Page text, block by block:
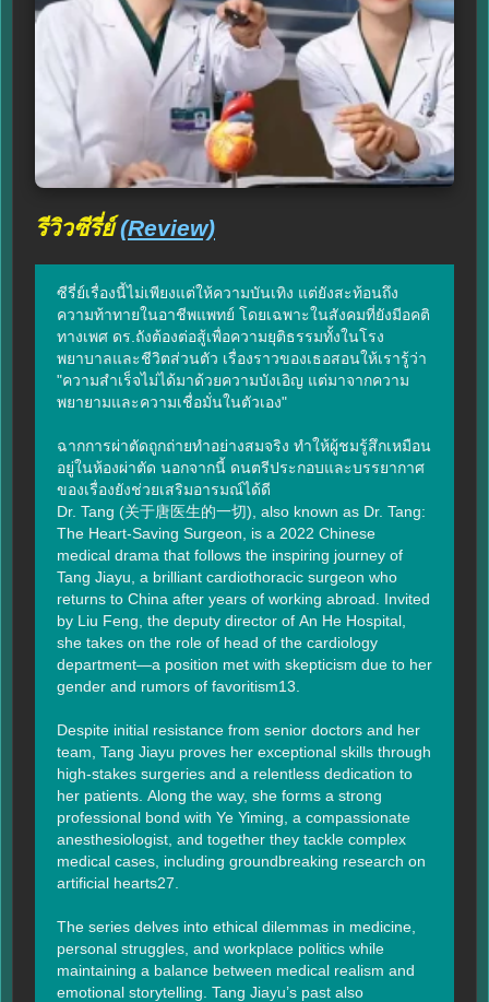
รีวิวซีรี่ย์(Review)
ซีรี่ย์เรื่องนี้ไม่เพียงแต่ให้ความบันเทิง แต่ยังสะท้อนถึง
ความท้าทายในอาชีพแพทย์ โดยเฉพาะในสังคมที่ยังมีอคติ
ทางเพศ ดร.ถังต้องต่อสู้เพื่อความยุติธรรมทั้งในโรง
พยาบาลและชีวิตส่วนตัว เรื่องราวของเธอสอนให้เรารู้ว่า
"ความสำเร็จไม่ได้มาด้วยความบังเอิญ แต่มาจากความ
พยายามและความเชื่อมั่นในตัวเอง"
ฉากการผ่าตัดถูกถ่ายทำอย่างสมจริง ทำให้ผู้ชมรู้สึกเหมือน
อยู่ในห้องผ่าตัด นอกจากนี้ ดนตรีประกอบและบรรยากาศ
ของเรื่องยังช่วยเสริมอารมณ์ได้ดี
Dr. Tang (关于唐医生的一切), also known as Dr. Tang:
The Heart-Saving Surgeon, is a 2022 Chinese
medical drama that follows the inspiring journey of
Tang Jiayu, a brilliant cardiothoracic surgeon who
returns to China after years of working abroad. Invited
by Liu Feng, the deputy director of An He Hospital,
she takes on the role of head of the cardiology
department—a position met with skepticism due to her
gender and rumors of favoritism13.
Despite initial resistance from senior doctors and her
team, Tang Jiayu proves her exceptional skills through
high-stakes surgeries and a relentless dedication to
her patients. Along the way, she forms a strong
professional bond with Ye Yiming, a compassionate
anesthesiologist, and together they tackle complex
medical cases, including groundbreaking research on
artificial hearts27.
The series delves into ethical dilemmas in medicine,
personal struggles, and workplace politics while
maintaining a balance between medical realism and
emotional storytelling. Tang Jiayu’s past also